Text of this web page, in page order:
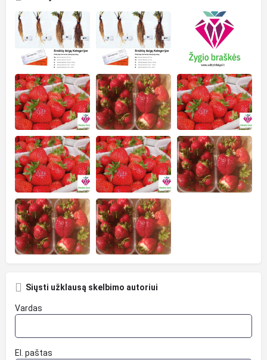
Siųsti užklausą skelbimo autoriui
Vardas
El. paštas